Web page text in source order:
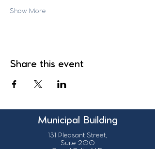
Show More
Share this event
Municipal Building
131 Pleasant Street,
Suite 200